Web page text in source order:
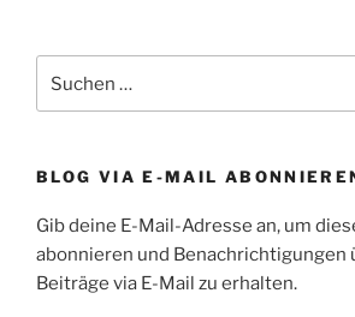
nach:
BLOG VIA E-MAIL
Gib deine E-Mail-Adresse an, um
abonnieren und Benachrichtigungen
Beiträge via E-Mail zu erhalten.